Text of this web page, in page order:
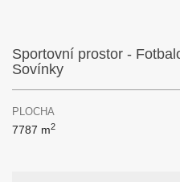
Sportovní prostor -
Sovínky
PLOCHA
7787 m2